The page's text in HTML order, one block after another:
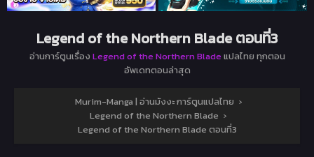
Legend of the Northern Blade ตอนที่3
อ่านการ์ตูนเรื่อง Legend of the Northern Blade แปลไทย ทุกตอน
อัพเดทตอนล่าสุด
Murim-Manga | อ่านมังงะ การ์ตูนแปลไทย ›
Legend of the Northern Blade ›
Legend of the Northern Blade ตอนที่3